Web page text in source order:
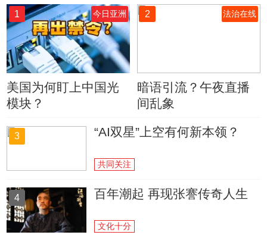
1 今日亚洲
美国为何盯上中国光
模块？
2 法治在线
暗语引流？午夜直播
间乱象
3 “AI双星”上空有何新本领？
共同关注
4 百年潮起 再现张謇传奇人生
文化十分